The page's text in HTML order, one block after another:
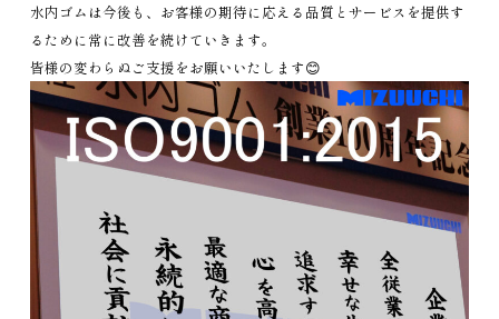
水内ゴムは今後も、お客様の期待に応える品質とサービスを提供す
るために常に改善を続けていきます。
皆様の変わらぬご支援をお願いいたします😊